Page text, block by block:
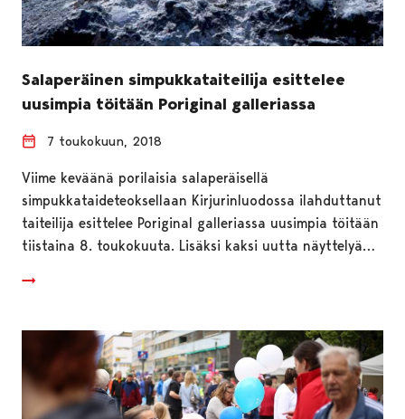
Salaperäinen simpukkataiteilija esittelee
uusimpia töitään Poriginal galleriassa
7 toukokuun, 2018
Viime keväänä porilaisia salaperäisellä
simpukkataideteoksellaan Kirjurinluodossa ilahduttanut
taiteilija esittelee Poriginal galleriassa uusimpia töitään
tiistaina 8. toukokuuta. Lisäksi kaksi uutta näyttelyä…